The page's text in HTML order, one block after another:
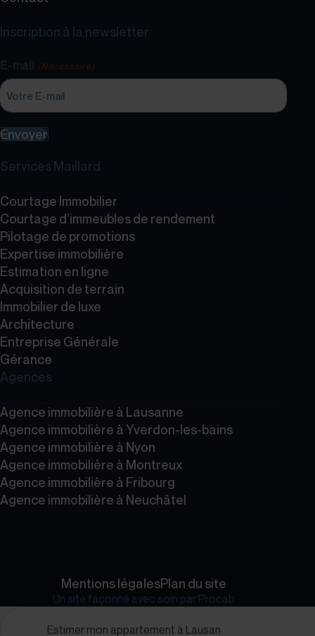
Inscription à la newsletter
(Nécessaire)
Envoyer
Services Maillard
Courtage Immobilier
Courtage d’immeubles de rendement
Pilotage de promotions
Expertise immobilière
Estimation en ligne
Acquisition de terrain
Immobilier de luxe
Architecture
Entreprise Générale
Gérance
Agences
Agence immobilière à Lausanne
Agence immobilière à Yverdon-les-bains
Agence immobilière à Nyon
Agence immobilière à Montreux
Agence immobilière à Fribourg
Agence immobilière à Neuchâtel
Mentions légalesPlan du site
Un site façonné avec soin par Procab